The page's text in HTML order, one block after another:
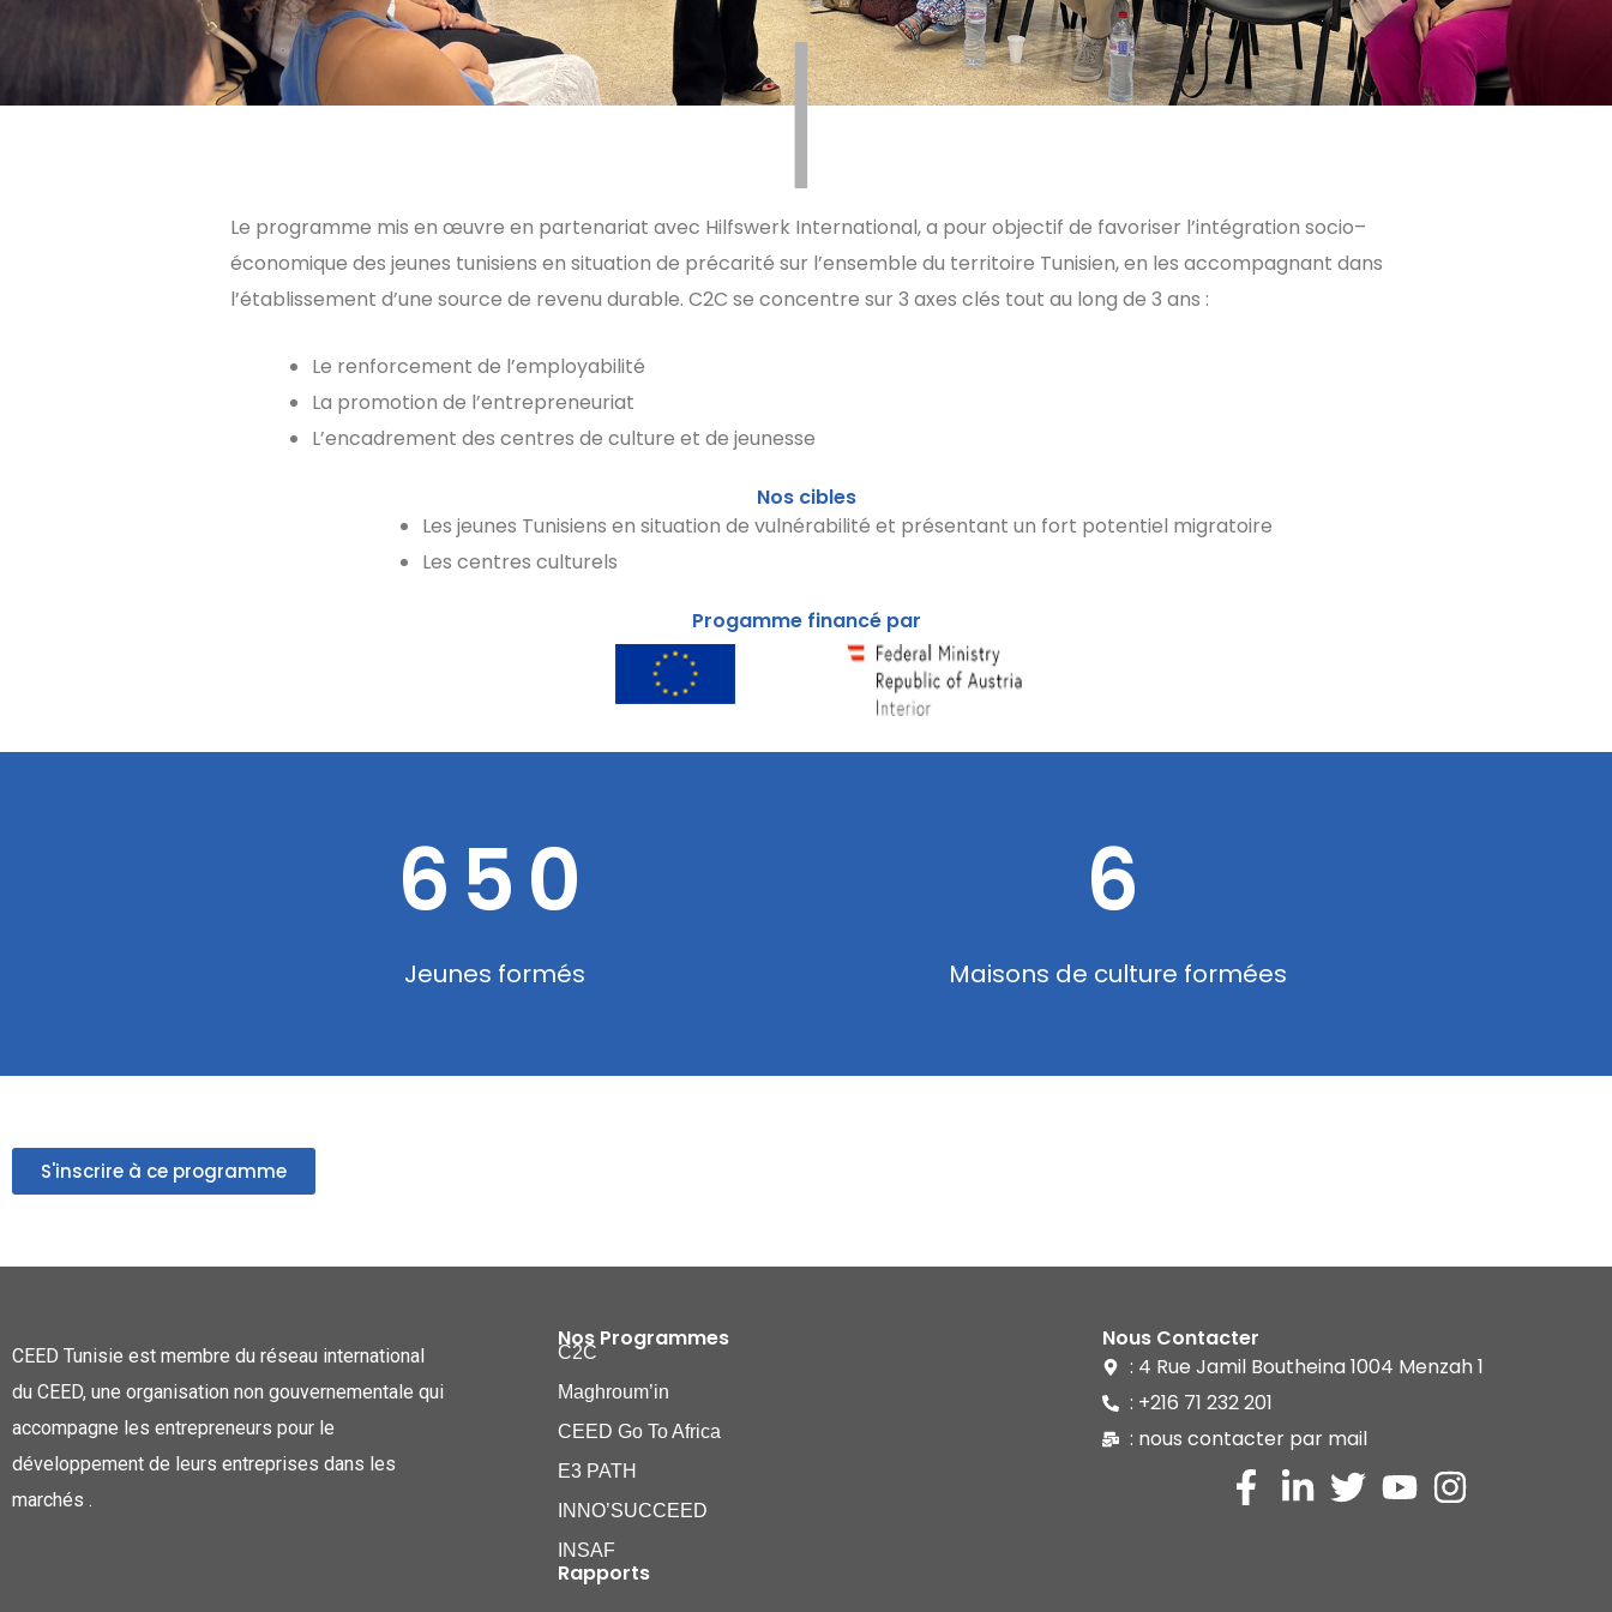
|
Le programme mis en œuvre en partenariat avec Hilfswerk International, a pour objectif de favoriser l’intégration socio–
économique des jeunes tunisiens en situation de précarité sur l’ensemble du territoire Tunisien, en les accompagnant dans
l’établissement d’une source de revenu durable. C2C se concentre sur 3 axes clés tout au long de 3 ans :
Le renforcement de l’employabilité
La promotion de l’entrepreneuriat
L’encadrement des centres de culture et de jeunesse
Nos cibles
Les jeunes Tunisiens en situation de vulnérabilité et présentant un fort potentiel migratoire
Les centres culturels
Progamme financé par
650
Jeunes formés
6
Maisons de culture formées
S'inscrire à ce programme
CEED Tunisie est membre du réseau international
du CEED, une organisation non gouvernementale qui
accompagne les entrepreneurs pour le
développement de leurs entreprises dans les
marchés .
Nos Programmes
C2C
Maghroum’in
CEED Go To Africa
E3 PATH
INNO’SUCCEED
INSAF
Rapports
Nous Contacter
: 4 Rue Jamil Boutheina 1004 Menzah 1
: +216 71 232 201
: nous contacter par mail